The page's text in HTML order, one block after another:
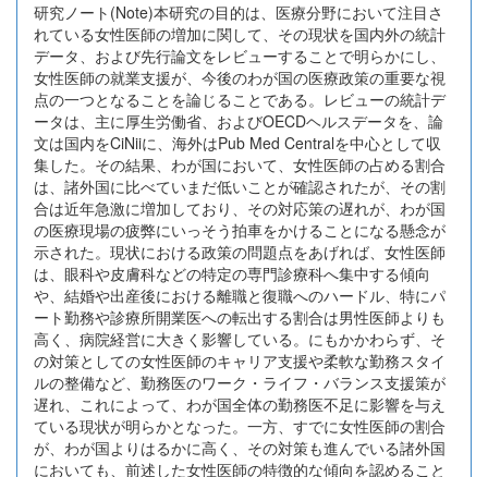
研究ノート(Note)本研究の目的は、医療分野において注目さ
れている女性医師の増加に関して、その現状を国内外の統計
データ、および先行論文をレビューすることで明らかにし、
女性医師の就業支援が、今後のわが国の医療政策の重要な視
点の一つとなることを論じることである。レビューの統計デ
ータは、主に厚生労働省、およびOECDヘルスデータを、論
文は国内をCiNiiに、海外はPub Med Centralを中心として収
集した。その結果、わが国において、女性医師の占める割合
は、諸外国に比べていまだ低いことが確認されたが、その割
合は近年急激に増加しており、その対応策の遅れが、わが国
の医療現場の疲弊にいっそう拍車をかけることになる懸念が
示された。現状における政策の問題点をあげれば、女性医師
は、眼科や皮膚科などの特定の専門診療科へ集中する傾向
や、結婚や出産後における離職と復職へのハードル、特にパ
ート勤務や診療所開業医への転出する割合は男性医師よりも
高く、病院経営に大きく影響している。にもかかわらず、そ
の対策としての女性医師のキャリア支援や柔軟な勤務スタイ
ルの整備など、勤務医のワーク・ライフ・バランス支援策が
遅れ、これによって、わが国全体の勤務医不足に影響を与え
ている現状が明らかとなった。一方、すでに女性医師の割合
が、わが国よりはるかに高く、その対策も進んでいる諸外国
においても、前述した女性医師の特徴的な傾向を認めること